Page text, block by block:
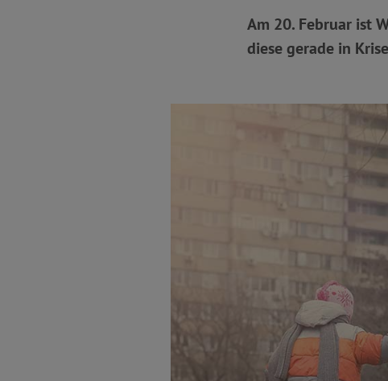
Am 20. Februar ist
diese gerade in